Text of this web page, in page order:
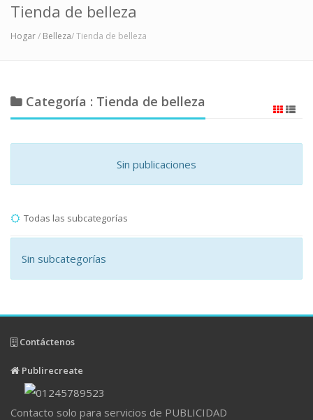
Tienda de belleza
Hogar/ Belleza/ Tienda de belleza
Categoría : Tienda de belleza
Sin publicaciones
Todas las subcategorías
Sin subcategorías
Contáctenos
Publirecreate
Contacto solo para servicios de PUBLICIDAD